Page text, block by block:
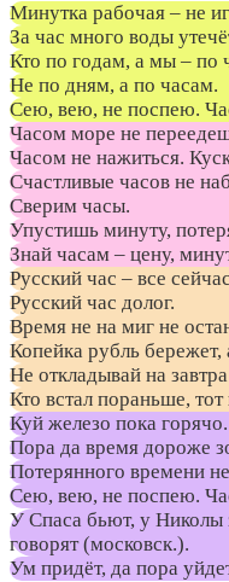
Минутка рабочая – не
За час много воды
Кто по годам, а мы – по
Не по дням, а по часам.
Сею, вею, не поспею.
Часом море не
Часом не нажиться.
Счастливые часов не
Сверим часы.
Упустишь минуту,
Знай часам – цену,
Русский час – все
Русский час долог.
Время не на миг не
Копейка рубль бережет,
Не откладывай на
Кто встал пораньше,
Куй железо пока горячо.
Пора да время дороже
Потерянного времени
Сею, вею, не поспею.
У Спаса бьют, у Николы
говорят (московск.).
Ум придёт, да пора